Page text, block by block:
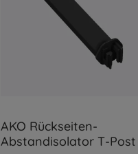
AKO Rückseiten-
Abstandisolator T-Post